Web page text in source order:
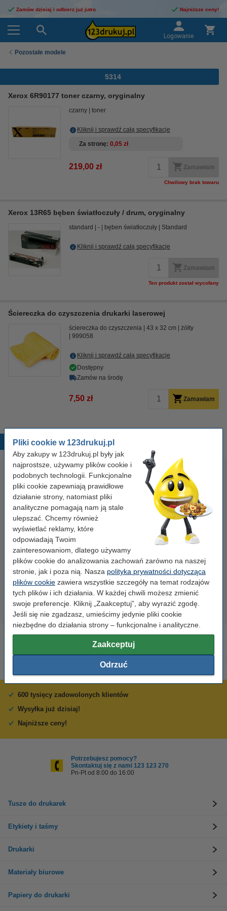
Pliki cookie w 123drukuj.pl
Aby zakupy w 123drukuj.pl były jak
najprostsze, używamy plików cookie i
podobnych technologii. Funkcjonalne
pliki cookie zapewniają prawidłowe
działanie strony, natomiast pliki
analityczne pomagają nam ją stale
ulepszać. Chcemy również
wyświetlać reklamy, które
odpowiadają Twoim
zainteresowaniom, dlatego używamy
plików cookie do analizowania zachowań zarówno na naszej
stronie, jak i poza nią. Nasza polityka prywatności dotycząca
plików cookie zawiera wszystkie szczegóły na temat rodzajów
tych plików i ich działania. W każdej chwili możesz zmienić
swoje preferencje. Kliknij „Zaakceptuj”, aby wyrazić zgodę.
Jeśli się nie zgadzasz, umieścimy jedynie pliki cookie
niezbędne do działania strony – funkcjonalne i analityczne.
Zaakceptuj
Odrzuć
Zamów dzisiaj i odbierz już jutro Najniższe ceny!
Logowanie
Pozostałe modele
5314
Xerox 6R90177 toner czarny, oryginalny
czarny toner
Kliknij i sprawdź całą specyfikacje
Za stronę 0,05 zł
219,00 zł Zamawiam
Chwilowy brak towaru
Xerox 13R65 bęben światłoczuły / drum, oryginalny
standard - bęben światłoczuły Standard
Kliknij i sprawdź całą specyfikacje
Zamawiam
Ten produkt został wycofany
Ściereczka do czyszczenia drukarki laserowej
ściereczka do czyszczenia 43 x 32 cm
żółty
999058
Kliknij i sprawdź całą specyfikacje
Dostępny
Zamów na środę
7,50 zł Zamawiam
Popularne produkty
Papier ksero A4 80 g/m2 (500
szt.), 123drukuj
23,00 zł z VAT
Papier ksero A4 80 g/m2 (2500
110,00 zł z VAT
600 tysięcy zadowolonych klientów
Wysyłka już dzisiaj!
Najniższe ceny!
Potrzebujesz pomocy?
Skontaktuj się z nami 123 123 270
Pn-Pt od 8:00 do 16:00
Tusze do drukarek
Etykiety i taśmy
Drukarki
Materiały biurowe
Papiery do drukarki